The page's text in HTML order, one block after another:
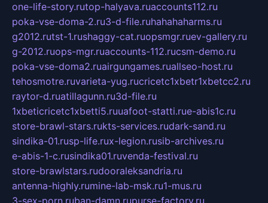
one-life-story.rutop-halyava.ruaccounts112.ru
poka-vse-doma-2.ru3-d-file.ruhahahaharms.ru
g2012.rutst-1.rushaggy-cat.ruopsmgr.ruev-gallery.ru
g-2012.ruops-mgr.ruaccounts-112.rucsm-demo.ru
poka-vse-doma2.ruairgungames.ruallseo-host.ru
tehosmotre.ruvarieta-yug.rucricetc1xbetr1xbetcc2.ru
raytor-d.ruatillagunn.ru3d-file.ru
1xbeticricetc1xbetti5.ruuafoot-statti.rue-abis1c.ru
store-brawl-stars.rukts-services.rudark-sand.ru
sindika-01.rusp-life.rux-legion.rusib-archives.ru
e-abis-1-c.rusindika01.ruvenda-festival.ru
store-brawlstars.rudooraleksandria.ru
antenna-highly.rumine-lab-msk.ru1-mus.ru